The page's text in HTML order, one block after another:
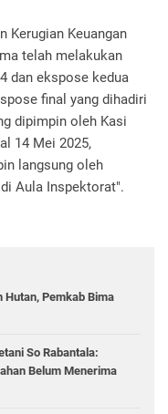
Kerugian Keuangan
telah melakukan
dan ekspose kedua
final yang dihadiri
dipimpin oleh Kasi
14 Mei 2025,
langsung oleh
Aula Inspektorat".
Pemkab Bima
So Rabantala:
Belum Menerima